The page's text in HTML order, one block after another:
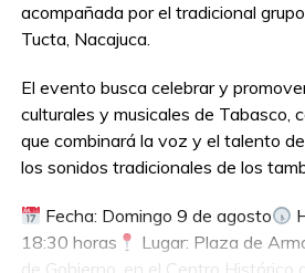
acompañada por el tradicional
Tucta, Nacajuca.
El evento busca celebrar y
culturales y musicales de Tabasco,
que combinará la voz y el talento
los sonidos tradicionales de los
Fecha: Domingo 9 de agosto
18:30 horas
Lugar: Plaza de